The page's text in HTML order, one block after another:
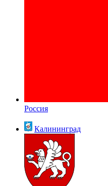
Россия
Калининград